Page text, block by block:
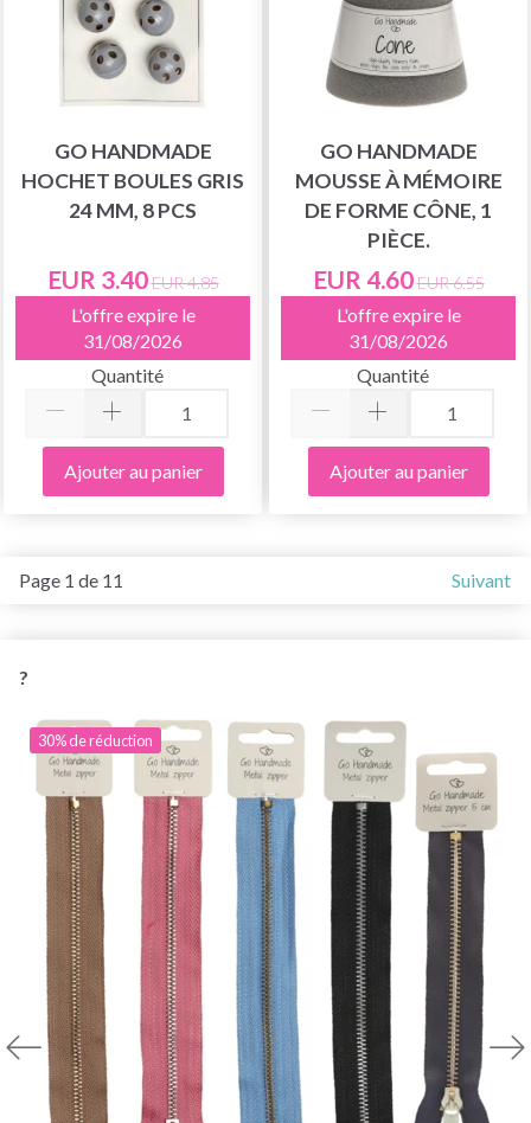
GO HANDMADE
HOCHET BOULES GRIS
24 MM, 8 PCS
EUR 3.40EUR 4.85
L'offre expire le
31/08/2026
Quantité
Ajouter au panier
GO HANDMADE
MOUSSE À MÉMOIRE
DE FORME CÔNE, 1
PIÈCE.
EUR 4.60EUR 6.55
L'offre expire le
31/08/2026
Quantité
Ajouter au panier
Page 1 de 11 Suivant
?
30% de réduction